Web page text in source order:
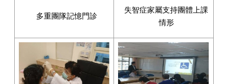
多重團隊記憶門診
失智症家屬支持團體上課
情形